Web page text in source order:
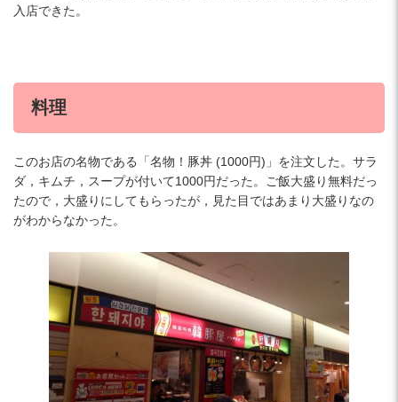
入店できた。
料理
このお店の名物である「名物！豚丼 (1000円)」を注文した。サラ
ダ，キムチ，スープが付いて1000円だった。ご飯大盛り無料だっ
たので，大盛りにしてもらったが，見た目ではあまり大盛りなの
がわからなかった。